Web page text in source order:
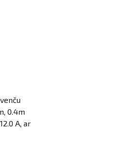
0.4m
A, ar